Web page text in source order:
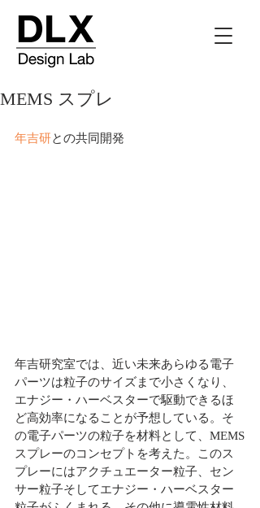
MEMS スプレ
年吉研との共同開発
年吉研究室では、近い未来あらゆる電子
パーツは粒子のサイズまで小さくなり、
エナジー・ハーベスターで駆動できるほ
ど高効率になることが予想している。そ
の電子パーツの粒子を材料として、MEMS
スプレーのコンセプトを考えた。このス
プレーにはアクチュエーター粒子、セン
サー粒子そしてエナジー・ハーベスター